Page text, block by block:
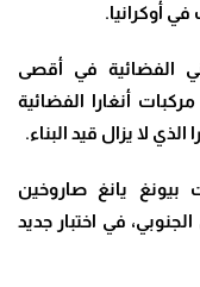
أوكرانيا.
الفضائية في أقصى
أنغارا الفضائية
.
بيونغ يانغ صاروخين
في اختبار جديد